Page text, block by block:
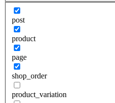
post
product
page
shop_order
product_variation